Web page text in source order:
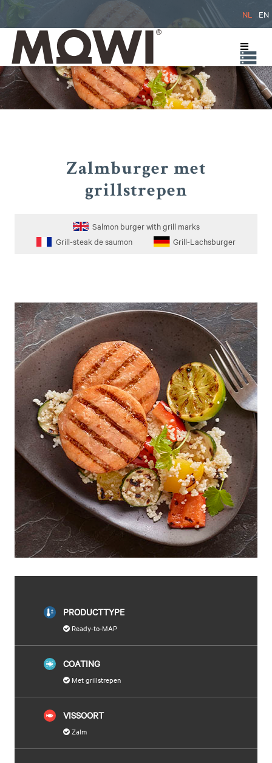
NL EN
Zalmburger met
grillstrepen
Salmon burger with grill marks
Grill-steak de saumon
Grill-Lachsburger
PRODUCTTYPE
Ready-to-MAP
COATING
Met grillstrepen
VISSOORT
Zalm